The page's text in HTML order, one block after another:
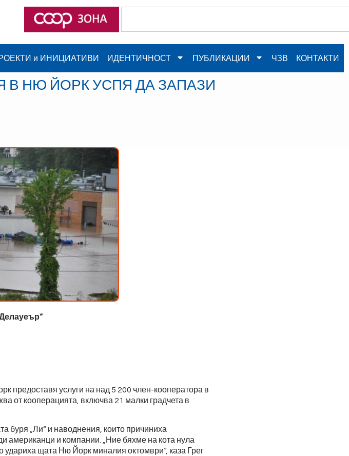
и ИНИЦИАТИВИ ИДЕНТИЧНОСТ ПУБЛИКАЦИИ ЧЗВ КОНТАКТИ
В НЮ ЙОРК УСПЯ ДА ЗАПАЗИ
предоставя услуги на над 5 200 член-кооператора в
от кооперацията, включва 21 малки градчета в
буря „Ли“ и наводнения, които причиниха
американци и компании. „Ние бяхме на кота нула
удариха щата Ню Йорк миналия октомври“, каза Грег